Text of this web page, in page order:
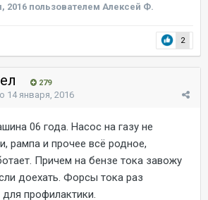
2016 пользователем Алексей Ф.
2
279
14 января, 2016
06 года. Насос на газу не
рампа и прочее всё родное,
Причем на бензе тока завожу
доехать. Форсы тока раз
профилактики.